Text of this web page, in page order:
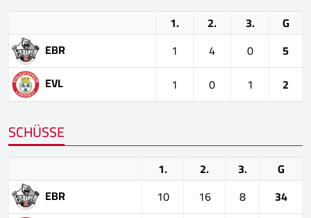
1. 2. 3.
G
EBR
1 4 0
5
EVL
1 0 1 2
SCHÜSSE
1. 2. 3.
G
EBR
10 16 8
34